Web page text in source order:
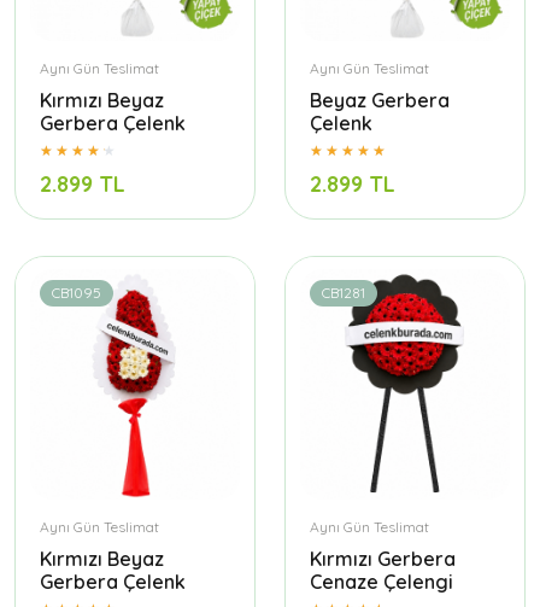
Aynı Gün Teslimat
Kırmızı Beyaz
Gerbera Çelenk
2.899 TL
Aynı Gün Teslimat
Beyaz Gerbera
Çelenk
2.899 TL
CB1095
Aynı Gün Teslimat
Kırmızı Beyaz
Gerbera Çelenk
CB1281
Aynı Gün Teslimat
Kırmızı Gerbera
Cenaze Çelengi